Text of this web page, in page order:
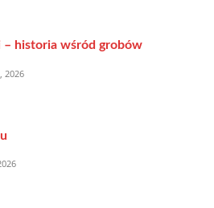
– historia wśród grobów
2026